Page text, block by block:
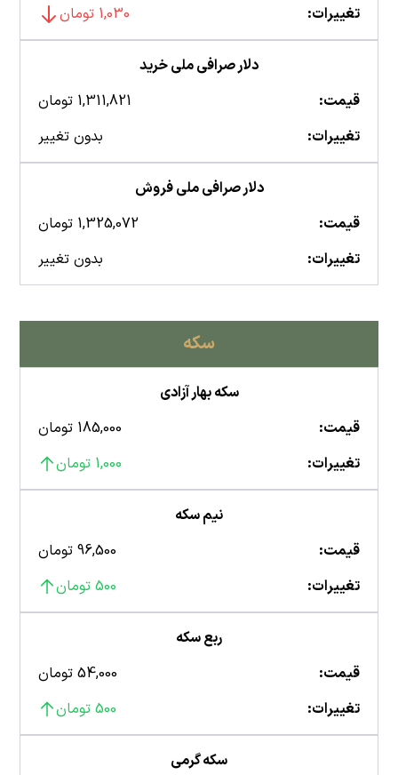
تغییرات:
1,030 تومان
دلار صرافی ملی خرید
قیمت:
1,311,821 تومان
تغییرات:
بدون تغییر
دلار صرافی ملی فروش
قیمت:
1,325,072 تومان
تغییرات:
بدون تغییر
سکه
سکه بهار آزادی
قیمت:
185,000 تومان
تغییرات:
1,000 تومان
نیم سکه
قیمت:
96,500 تومان
تغییرات:
500 تومان
ربع سکه
قیمت:
54,000 تومان
تغییرات:
500 تومان
سکه گرمی